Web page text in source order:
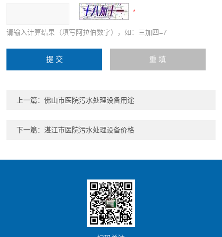
请输入计算结果（填写阿拉伯数字），如：三加四=7
上一篇：佛山市医院污水处理设备用途
下一篇：湛江市医院污水处理设备价格